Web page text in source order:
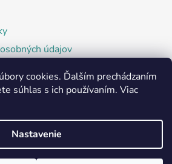
cookies. Ďalším prechádzaním
súhlas s ich používaním. Viac
Nastavenie
údajov